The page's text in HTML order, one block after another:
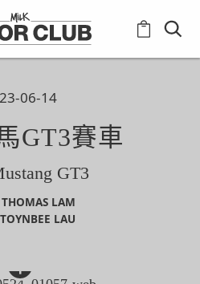
06-14
GT3賽車
GT3
THOMAS LAM
TOYNBEE LAU
+